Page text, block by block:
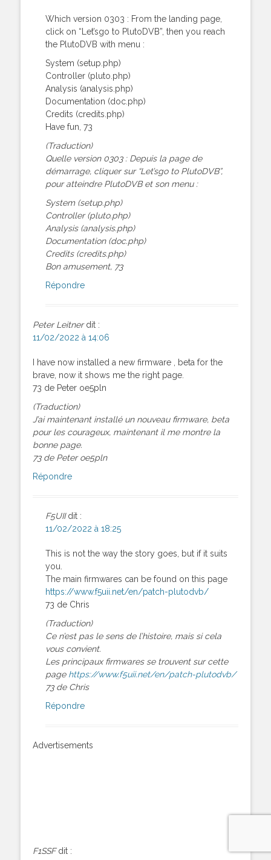
Which version 0303 : From the landing page,
click on “Let’sgo to PlutoDVB”, then you reach
the PlutoDVB with menu :
System (setup.php)
Controller (pluto.php)
Analysis (analysis.php)
Documentation (doc.php)
Credits (credits.php)
Have fun, 73
(Traduction)
Quelle version 0303 : Depuis la page de
démarrage, cliquer sur “Let’sgo to PlutoDVB”,
pour atteindre PlutoDVB et son menu :
System (setup.php)
Controller (pluto.php)
Analysis (analysis.php)
Documentation (doc.php)
Credits (credits.php)
Bon amusement, 73
Répondre
Peter Leitner dit :
11/02/2022 à 14:06
I have now installed a new firmware , beta for the
brave, now it shows me the right page.
73 de Peter oe5pln
(Traduction)
J’ai maintenant installé un nouveau firmware, beta
pour les courageux, maintenant il me montre la
bonne page.
73 de Peter oe5pln
Répondre
F5UII dit :
11/02/2022 à 18:25
This is not the way the story goes, but if it suits
you.
The main firmwares can be found on this page
https://www.f5uii.net/en/patch-plutodvb/
73 de Chris
(Traduction)
Ce n’est pas le sens de l’histoire, mais si cela
vous convient.
Les principaux firmwares se trouvent sur cette
page https://www.f5uii.net/en/patch-plutodvb/
73 de Chris
Répondre
Advertisements
F1SSF dit :